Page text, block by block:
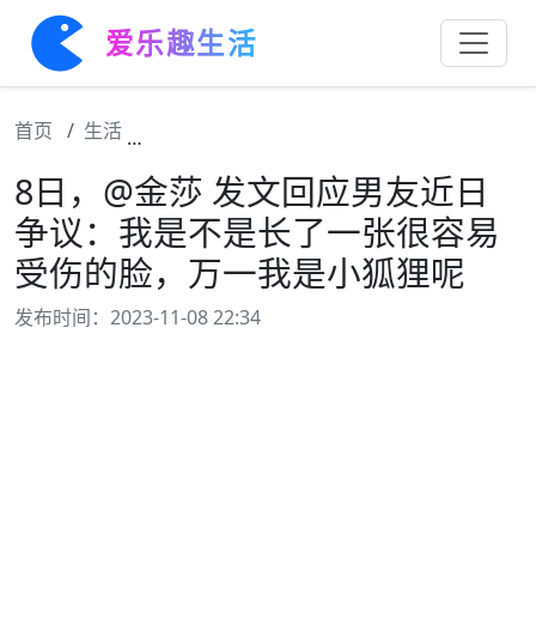
爱乐趣生活
首页 生活
8日，@金莎 发文回应男友近日
争议：我是不是长了一张很容易
受伤的脸，万一我是小狐狸呢
发布时间：2023-11-08 22:34